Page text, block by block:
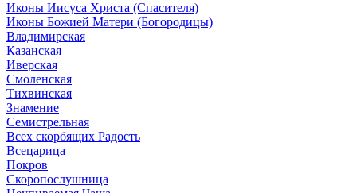
Иконы Иисуса Христа (Спасителя)
Иконы Божией Матери (Богородицы)
Владимирская
Казанская
Иверская
Смоленская
Тихвинская
Знамение
Семистрельная
Всех скорбящих Радость
Всецарица
Покров
Скоропослушница